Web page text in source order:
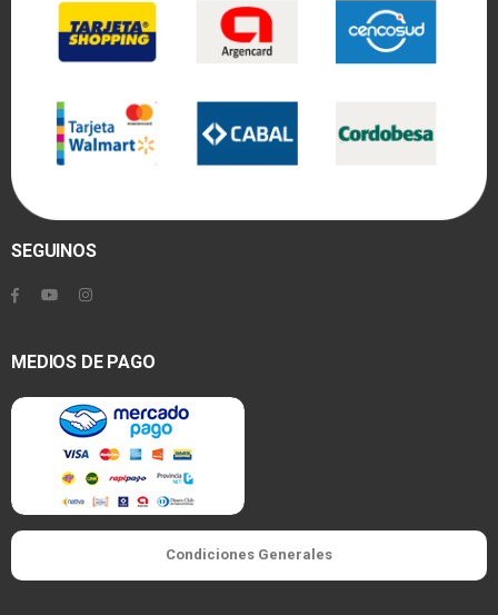
SEGUINOS
MEDIOS DE PAGO
Condiciones Generales